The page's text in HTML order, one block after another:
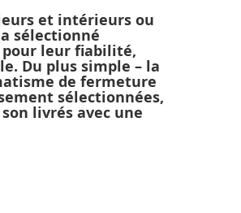
et intérieurs ou
sélectionné
pour leur fiabilité,
Du plus simple – la
de fermeture
sélectionnées,
livrés avec une